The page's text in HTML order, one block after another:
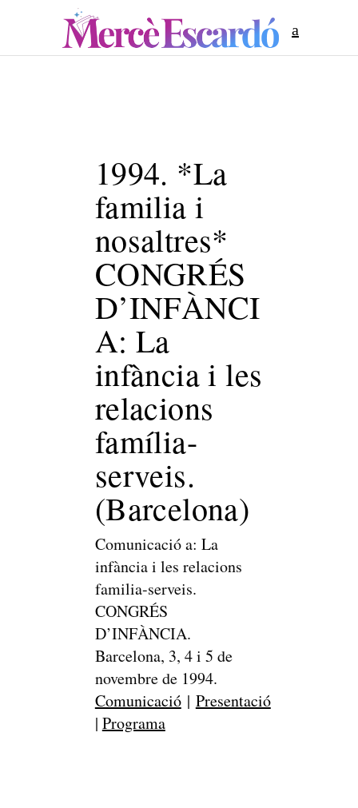
1994. *La
familia i
nosaltres*
CONGRÉS
D’INFÀNCI
A: La
infància i les
relacions
família-
serveis.
(Barcelona)
Comunicació a: La
infància i les relacions
familia-serveis.
CONGRÉS
D’INFÀNCIA.
Barcelona, 3, 4 i 5 de
novembre de 1994.
Comunicació| Presentació
| Programa